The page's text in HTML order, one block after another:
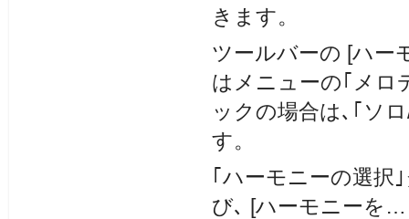
きます。
ツールバーの [ハー
はメニューの｢メロ
ックの場合は､｢ソ
す。
｢ハーモニーの選択
び､ [ハーモニーを